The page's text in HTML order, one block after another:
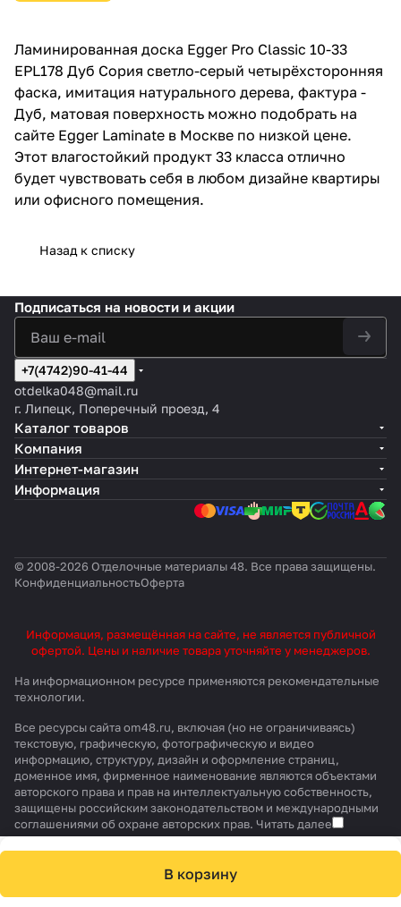
В упаковке: 7 шт.
Метраж: 1.7455 м.кв.
Ламинированная доска Egger Pro Classic 10-33
EPL178 Дуб Сория светло-серый четырёхсторонняя
фаска, имитация натурального дерева, фактура -
Дуб, матовая поверхность можно подобрать на
сайте Egger Laminate в Москве по низкой цене.
Этот влагостойкий продукт 33 класса отлично
будет чувствовать себя в любом дизайне квартиры
или офисного помещения.
Назад к списку
В корзину
Подписаться на новости и акции
+7(4742)90-41-44
otdelka048@mail.ru
г. Липецк, Поперечный проезд, 4
Каталог товаров
Компания
Интернет-магазин
Информация
© 2008-2026 Отделочные материалы 48. Все права защищены.
КонфиденциальностьОферта
Информация, размещённая на сайте, не является публичной
офертой. Цены и наличие товара уточняйте у менеджеров.
На информационном ресурсе применяются рекомендательные
технологии.
Все ресурсы сайта om48.ru, включая (но не ограничиваясь)
текстовую, графическую, фотографическую и видео
информацию, структуру, дизайн и оформление страниц,
доменное имя, фирменное наименование являются объектами
авторского права и прав на интеллектуальную собственность,
защищены российским законодательством и международными
соглашениями об охране авторских прав. Читать далее